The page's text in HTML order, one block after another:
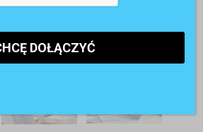
korzysta ze
inteligencji
uważa blisko 80
pracowników